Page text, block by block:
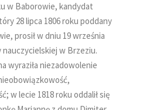
w Baborowie, kandydat
28 lipca 1806 roku poddany
prosił w dniu 19 września
w Brzeziu.
wyraziła niezadowolenie
w lecie 1818 roku oddalił się